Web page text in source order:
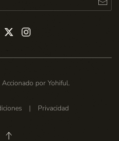
por Yohiful.
| Privacidad